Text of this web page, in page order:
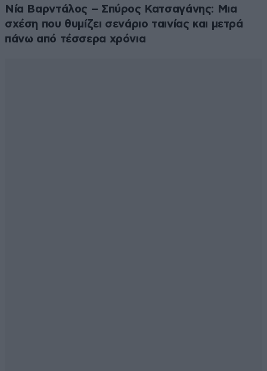
Νία Βαρντάλος – Σπύρος Κατσαγάνης: Μια
σχέση που θυμίζει σενάριο ταινίας και μετρά
πάνω από τέσσερα χρόνια